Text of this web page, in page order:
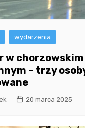
wydarzenia
w
– trzy
20 marca 2025